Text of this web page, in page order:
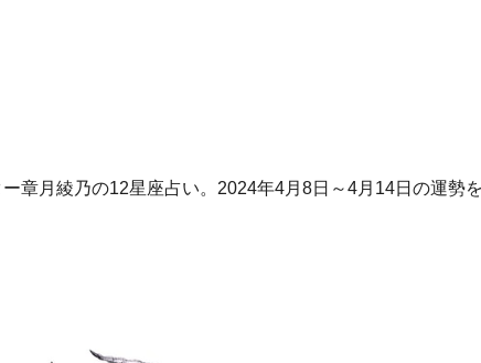
章月綾乃の12星座占い。2024年4月8日～4月14日の運勢